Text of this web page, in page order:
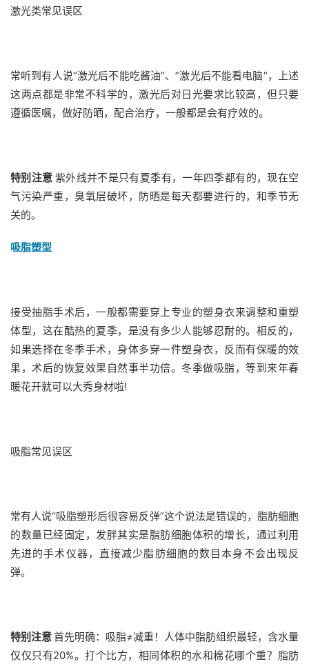
激光类常见误区
常听到有人说“激光后不能吃酱油“、”激光后不能看电脑“，上述
这两点都是非常不科学的，激光后对日光要求比较高，但只要
遵循医嘱，做好防晒，配合治疗，一般都是会有疗效的。
特别注意 紫外线并不是只有夏季有，一年四季都有的，现在空
气污染严重，臭氧层破坏，防晒是每天都要进行的，和季节无
关的。
吸脂塑型
接受抽脂手术后，一般都需要穿上专业的塑身衣来调整和重塑
体型，这在酷热的夏季，是没有多少人能够忍耐的。相反的，
如果选择在冬季手术，身体多穿一件塑身衣，反而有保暖的效
果，术后的恢复效果自然事半功倍。 冬季做吸脂，等到来年春
暖花开就可以大秀身材啦!
吸脂常见误区
常有人说“吸脂塑形后很容易反弹”这个说法是错误的，脂肪细胞
的数量已经固定，发胖其实是脂肪细胞体积的增长，通过利用
先进的手术仪器，直接减少脂肪细胞的数目本身不会出现反
弹。
特别注意首先明确： 吸脂≠减重！ 人体中脂肪组织最轻，含水量
仅仅只有20%。打个比方，相同体积的水和棉花哪个重？ 脂肪